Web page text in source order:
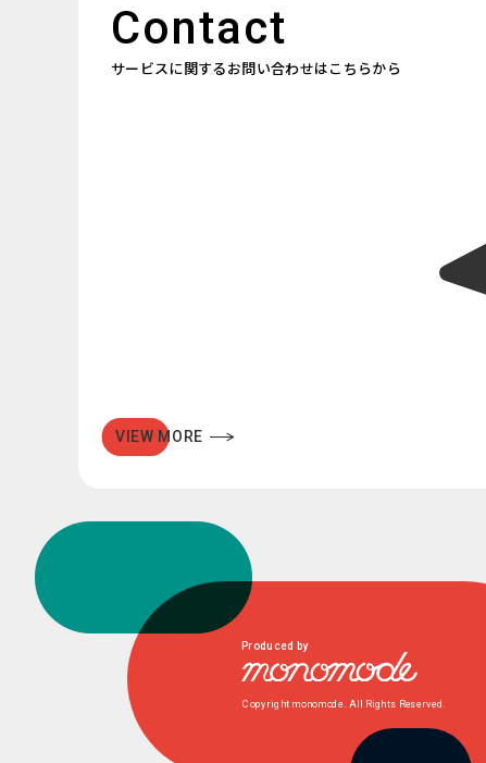
Contact
サービスに関するお問い合わせはこちらから
VIEW MORE
Produced by
Copyright monomode. All Rights Reserved.